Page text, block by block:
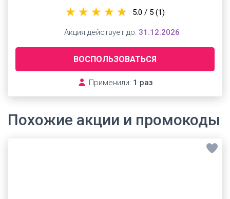
ВОСПОЛЬЗОВАТЬСЯ
Применили: 1 раз
5.0 / 5 (1)
Акция действует до: 31.12.2026
Похожие акции и промокоды